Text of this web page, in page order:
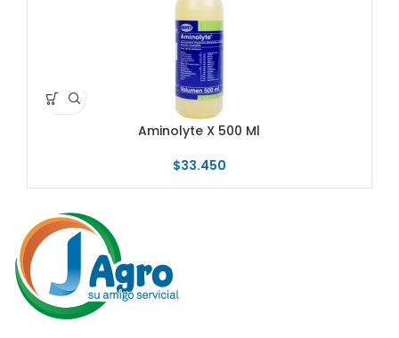
Aminolyte X 500 Ml
$33.450